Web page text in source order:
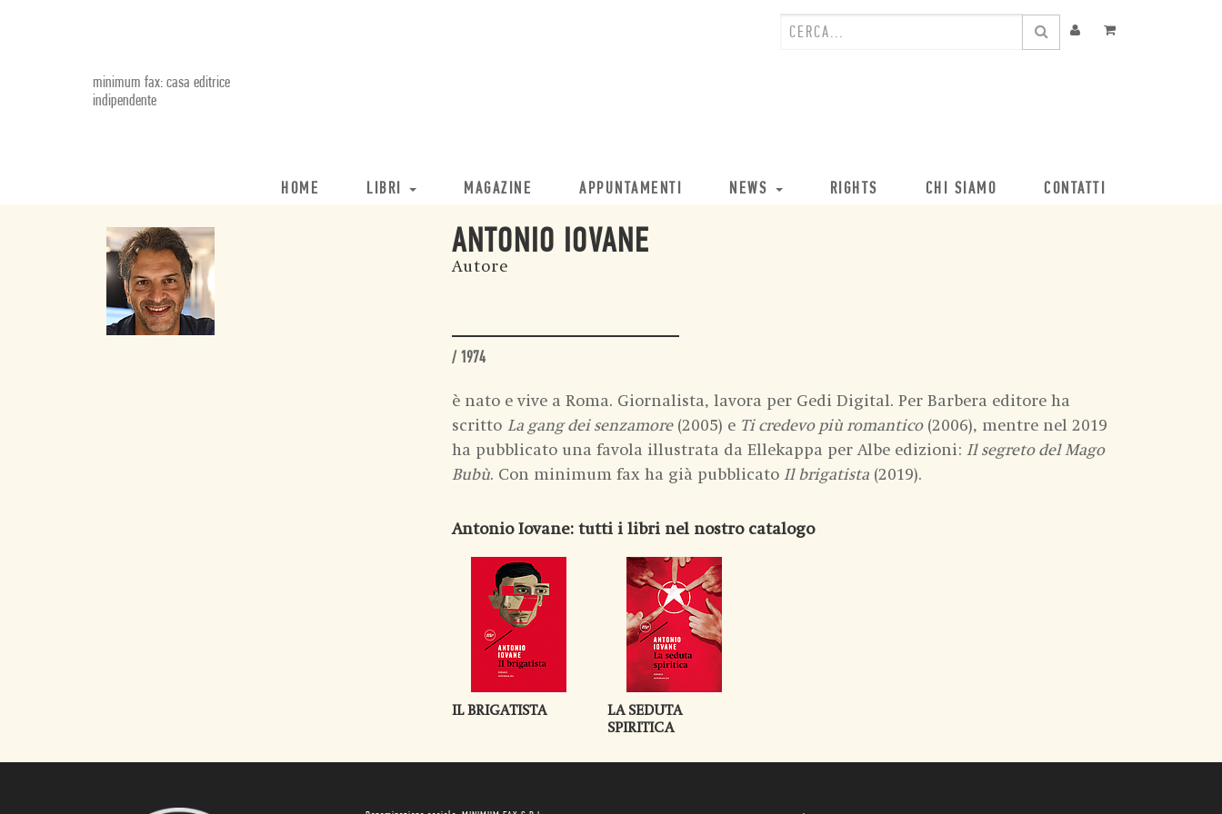
minimum fax: casa editrice
indipendente
HOME LIBRI MAGAZINE APPUNTAMENTI NEWS RIGHTS CHI SIAMO CONTATTI
ANTONIO IOVANE
Autore
/ 1974
è nato e vive a Roma. Giornalista, lavora per Gedi Digital. Per Barbera editore ha
scritto La gang dei senzamore(2005) e Ti credevo più romantico(2006), mentre nel 2019
ha pubblicato una favola illustrata da Ellekappa per Albe edizioni: Il segreto del Mago
Bubù. Con minimum fax ha già pubblicato Il brigatista (2019).
Antonio Iovane: tutti i libri nel nostro catalogo
IL BRIGATISTA
LA SEDUTA
SPIRITICA